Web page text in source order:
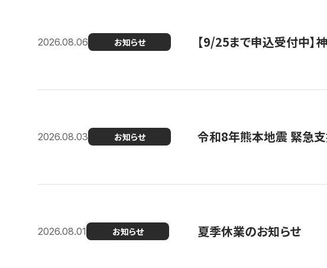
2026.08.06 お知らせ 【9/25まで申込受付中】
2026.08.03 お知らせ 令和8年熊本地震 緊急支
2026.08.01 お知らせ 夏季休業のお知らせ